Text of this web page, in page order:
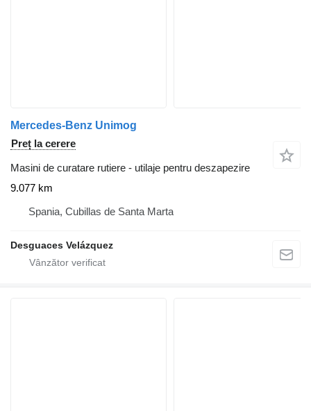
Mercedes-Benz Unimog
Preț la cerere
Masini de curatare rutiere - utilaje pentru deszapezire
9.077 km
Spania, Cubillas de Santa Marta
Desguaces Velázquez